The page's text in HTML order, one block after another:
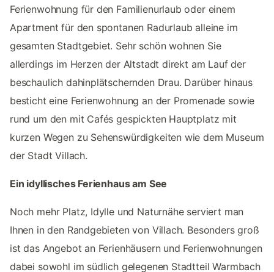
Ferienwohnung für den Familienurlaub oder einem
Apartment für den spontanen Radurlaub alleine im
gesamten Stadtgebiet. Sehr schön wohnen Sie
allerdings im Herzen der Altstadt direkt am Lauf der
beschaulich dahinplätschernden Drau. Darüber hinaus
besticht eine Ferienwohnung an der Promenade sowie
rund um den mit Cafés gespickten Hauptplatz mit
kurzen Wegen zu Sehenswürdigkeiten wie dem Museum
der Stadt Villach.
Ein idyllisches Ferienhaus am See
Noch mehr Platz, Idylle und Naturnähe serviert man
Ihnen in den Randgebieten von Villach. Besonders groß
ist das Angebot an Ferienhäusern und Ferienwohnungen
dabei sowohl im südlich gelegenen Stadtteil Warmbach